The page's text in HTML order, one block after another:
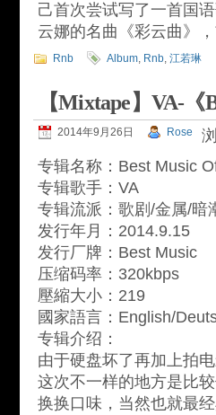
己首次尝试写了一首国
云娜的名曲《彩云曲》
Rnb Album, Rnb, 江若琳
【Mixtape】VA-《
2014年9月26日 Rose
专辑名称：Best Music
专辑歌手：VA
专辑流派：歌剧/金属/暗
发行年月：2014.9.15
发行厂牌：Best Music
压缩码率：320kbps
壓縮大小：219
國家語言：English/
专辑介绍：
由于硬盘坏了再加上拍
这次不一样的地方是比
换换口味，当然也就最